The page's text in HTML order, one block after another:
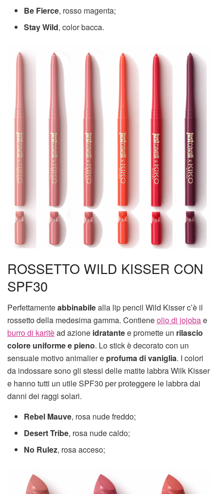
Be Fierce, rosso magenta;
Stay Wild, color bacca.
ROSSETTO WILD KISSER CON
SPF30
Perfettamenteabbinabilealla lip pencil Wild Kisser c’è il
rossetto della medesima gamma. Contieneolio di jojobae
burro di karitèad azione idratantee promette un rilascio
colore uniforme e pieno. Lo stick è decorato con un
sensuale motivo animalier e profuma di vaniglia. I colori
da indossare sono gli stessi delle matite labbra Wilk Kisser
e hanno tutti un utile SPF30 per proteggere le labbra dai
danni dei raggi solari.
Rebel Mauve, rosa nude freddo;
Desert Tribe, rosa nude caldo;
No Rulez, rosa acceso;